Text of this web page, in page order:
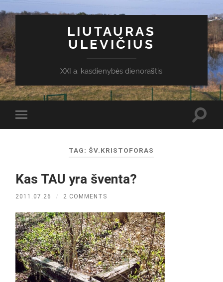
LIUTAURAS
ULEVIČIUS
XXI a. kasdienybės dienoraštis
Toggle
mobile
TAG: ŠV.KRISTOFORAS
Kas TAU yra šventa?
2011.07.26 / 2 COMMENTS